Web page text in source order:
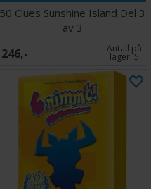
50 Clues Sunshine Island Del 3
av 3
246,- Antall på
lager:5